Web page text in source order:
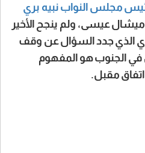
مجلس النواب نبيه بري
ميشال عيسى، ولم ينجح الأخير
الذي جدد السؤال عن وقف
في الجنوب هو المفهوم
مقبل.